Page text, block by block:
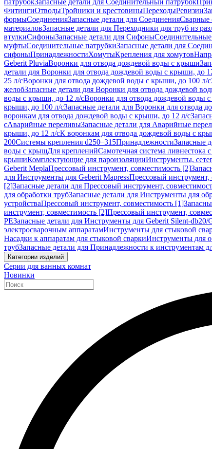
патрубокЗапасные детали для Соединительный патрубок
ФитингиОтводыТройники и крестовиныПереходыРевизии
формыСоединенияЗапасные детали для СоединенияСварные
материаловЗапасные детали для Переходники для труб из
втулкиСифоныЗапасные детали для СифоныСоединительные
муфтыСоединительные патрубкиЗапасные детали для
сифоныПринадлежностиХомутыКрепления для хомутов
Geberit PluviaВоронки для отвода дождевой воды с крыши
детали для Воронки для отвода дождевой воды с крыши, до
25 л/сВоронки для отвода дождевой воды с крыши, до 100 л/с
желобЗапасные детали для Воронки для отвода дождевой
воды с крыши, до 12 л/сВоронки для отвода дождевой воды
крыши, до 100 л/сЗапасные детали для Воронки для отвода
воронкам для отвода дождевой воды с крыши, до 12 л/с
сАварийные переливыЗапасные детали для Аварийные
крыши, до 12 л/сК воронкам для отвода дождевой воды с
200Системы крепления d250–315ПринадлежностиЗапасные
воды с крышДля крепленийСамотечная система ливнестока
крышиКомплектующие для пароизоляцииИнструменты,
Geberit MeplaПрессовый инструмент, совместимость [2]
для Инструменты для Geberit MapressПрессовый инструмент,
[2]Запасные детали для Прессовый инструмент,
для обработки трубЗапасные детали для Инструменты для
устройстваПрессовый инструмент, совместимость [1]
инструмент, совместимость [2]Прессовый инструмент,
PEЗапасные детали для Инструменты для Geberit Silent-db20/
электросварочным аппаратамИнструменты для стыковой
Насадки к аппаратам для стыковой сваркиИнструменты для
трубЗапасные детали для Принадлежности к инструментам
Категории изделий
Серии для ванных комнат
Новинки